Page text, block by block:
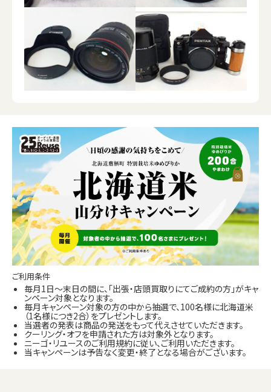
ご利用条件
毎月1日～末日の間に、「出張・店頭買取りにてご成約の方」がキャ
ンペーン対象となります。
毎月キャンペーン対象の方の中から抽選で、100名様に北海道米
（1名様につき2合）をプレゼントします。
当選者の発表は商品の発送をもって代えさせていただきます。
クーリング・オフを申請された方は対象外となります。
ニーゴ・リユースのご利用規約に従い、ご利用いただきます。
当キャンペーンは予告なく変更・終了となる場合がございます。